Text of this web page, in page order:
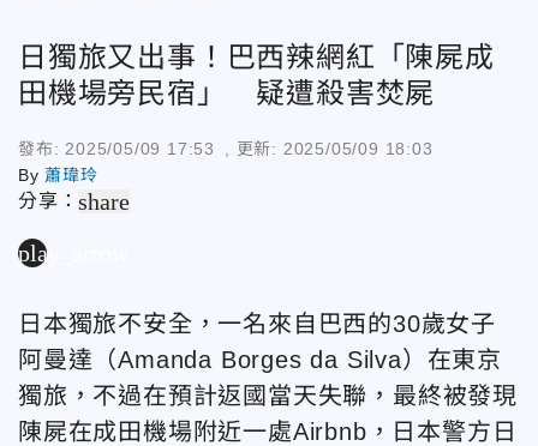
日獨旅又出事！巴西辣網紅「陳屍成
田機場旁民宿」 疑遭殺害焚屍
發布: 2025/05/09 17:53 , 更新: 2025/05/09 18:03
By蕭瑋玲
分享：share
play_arrow
日本獨旅不安全，一名來自巴西的30歲女子
阿曼達（Amanda Borges da Silva）在東京
獨旅，不過在預計返國當天失聯，最終被發現
陳屍在成田機場附近一處Airbnb，日本警方日